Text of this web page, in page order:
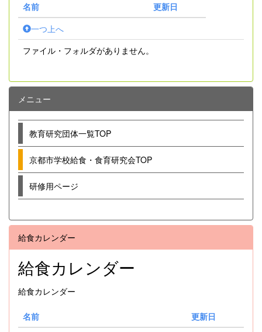
名前
更新日
一つ上へ
ファイル・フォルダがありません。
メニュー
教育研究団体一覧TOP
京都市学校給食・食育研究会TOP
研修用ページ
給食カレンダー
給食カレンダー
給食カレンダー
名前
更新日